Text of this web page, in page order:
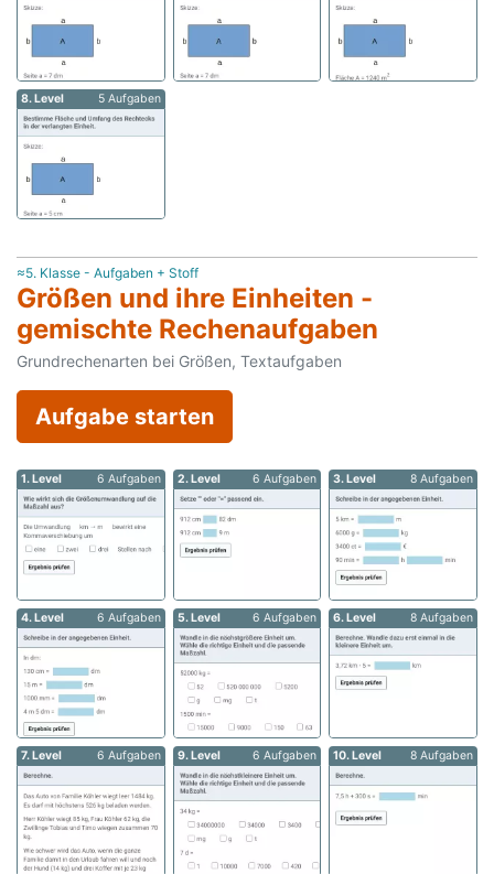
8. Level 5 Aufgaben
≈5. Klasse - Aufgaben + Stoff
Größen und ihre Einheiten -
gemischte Rechenaufgaben
Grundrechenarten bei Größen, Textaufgaben
Aufgabe starten
1. Level 6 Aufgaben 2. Level 6 Aufgaben 3. Level 8 Aufgaben
4. Level 6 Aufgaben 5. Level 6 Aufgaben 6. Level 8 Aufgaben
7. Level 6 Aufgaben 9. Level 6 Aufgaben 10. Level 8 Aufgaben